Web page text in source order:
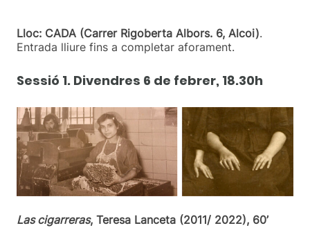
Lloc: CADA (Carrer Rigoberta Albors. 6, Alcoi).
Entrada lliure fins a completar aforament.
Sessió 1. Divendres 6 de febrer, 18.30h
Las cigarreras, Teresa Lanceta (2011/ 2022), 60’